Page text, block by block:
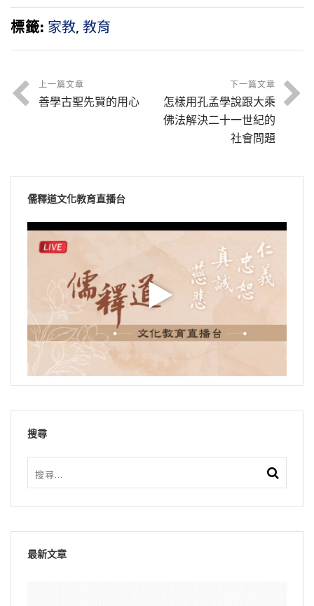
標籤: 家教, 教育
上一篇文章
善學古聖先賢的用心
下一篇文章
怎樣用孔孟學說跟大乘
佛法解決二十一世紀的
社會問題
儒釋道文化教育直播台
搜尋
最新文章